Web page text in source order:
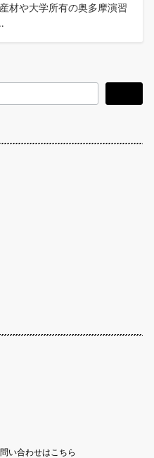
材や大学所有の奥多摩演習
い合わせはこちら